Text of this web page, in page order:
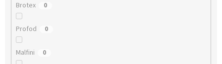
Brotex 0
Profod 0
Malfini 0